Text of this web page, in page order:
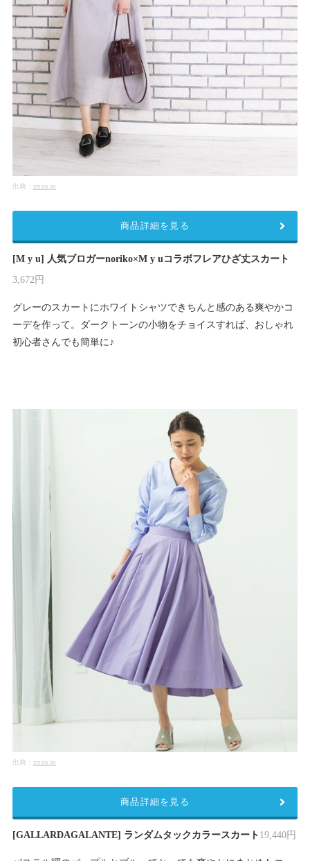
出典： zozo.jp
[M y u] 人気ブロガーnoriko×M y uコラボフレアひざ丈スカート
3,672円
グレーのスカートにホワイトシャツできちんと感のある爽やかコ
ーデを作って。ダークトーンの小物をチョイスすれば、おしゃれ
初心者さんでも簡単に♪
商品詳細を見る
出典： zozo.jp
[GALLARDAGALANTE] ランダムタックカラースカート 19,440円
商品詳細を見る